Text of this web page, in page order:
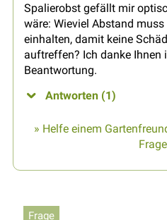
Spalierobst gefällt mir
wäre: Wieviel Abstand
einhalten, damit keine
auftreffen? Ich danke Ihnen
Beantwortung.
Antworten (1)
» Helfe einem
Frage